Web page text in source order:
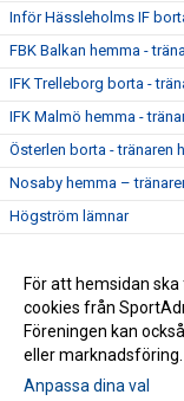
Inför Hässleholms IF
FBK Balkan hemma -
IFK Trelleborg borta -
IFK Malmö hemma -
Österlen borta - tränaren
Nosaby hemma –
Högström lämnar
För att hemsidan
cookies från
Föreningen kan
eller marknadsföring.
Anpassa dina val